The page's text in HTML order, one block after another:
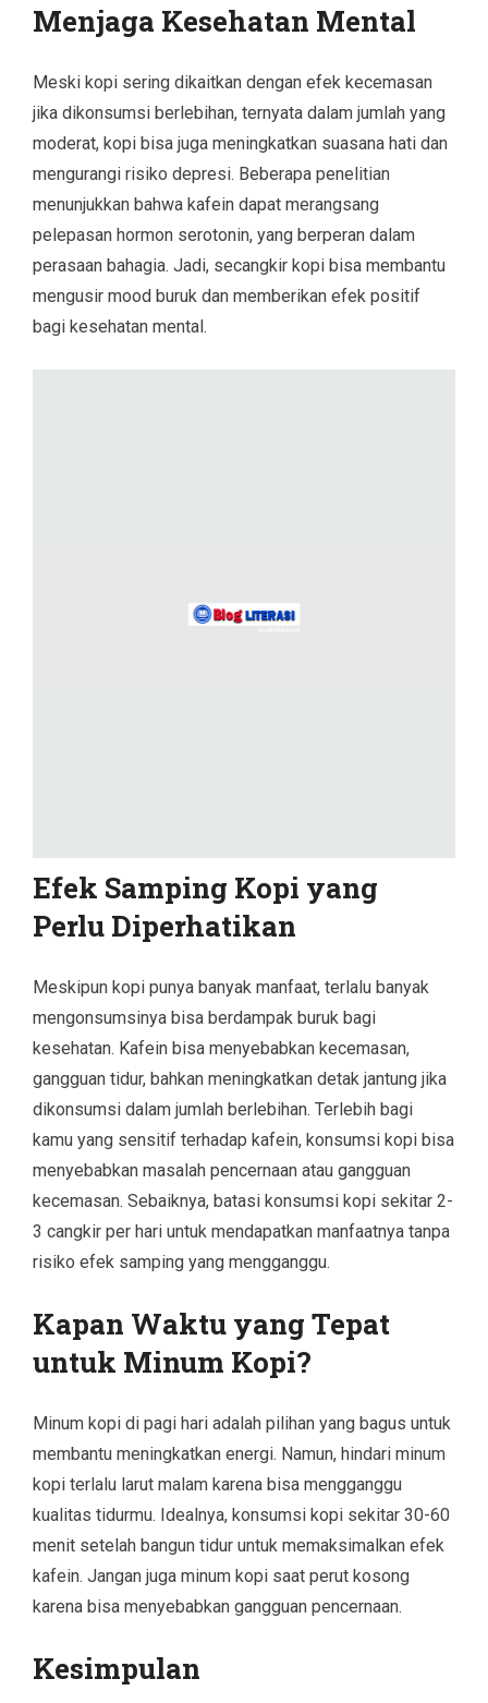
Menjaga Kesehatan Mental
Meski kopi sering dikaitkan dengan efek kecemasan
jika dikonsumsi berlebihan, ternyata dalam jumlah yang
moderat, kopi bisa juga meningkatkan suasana hati dan
mengurangi risiko depresi. Beberapa penelitian
menunjukkan bahwa kafein dapat merangsang
pelepasan hormon serotonin, yang berperan dalam
perasaan bahagia. Jadi, secangkir kopi bisa membantu
mengusir mood buruk dan memberikan efek positif
bagi kesehatan mental.
Efek Samping Kopi yang
Perlu Diperhatikan
Meskipun kopi punya banyak manfaat, terlalu banyak
mengonsumsinya bisa berdampak buruk bagi
kesehatan. Kafein bisa menyebabkan kecemasan,
gangguan tidur, bahkan meningkatkan detak jantung jika
dikonsumsi dalam jumlah berlebihan. Terlebih bagi
kamu yang sensitif terhadap kafein, konsumsi kopi bisa
menyebabkan masalah pencernaan atau gangguan
kecemasan. Sebaiknya, batasi konsumsi kopi sekitar 2-
3 cangkir per hari untuk mendapatkan manfaatnya tanpa
risiko efek samping yang mengganggu.
Kapan Waktu yang Tepat
untuk Minum Kopi?
Minum kopi di pagi hari adalah pilihan yang bagus untuk
membantu meningkatkan energi. Namun, hindari minum
kopi terlalu larut malam karena bisa mengganggu
kualitas tidurmu. Idealnya, konsumsi kopi sekitar 30-60
menit setelah bangun tidur untuk memaksimalkan efek
kafein. Jangan juga minum kopi saat perut kosong
karena bisa menyebabkan gangguan pencernaan.
Kesimpulan